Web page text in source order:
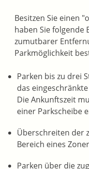
Besitzen Sie einen
haben Sie folgende
zumutbarer
Parkmöglichkeit
Parken bis zu drei
das einge
Die Ankunftszeit
einer Parkscheibe
Überschreiten der
Bereich eines
Parken über die